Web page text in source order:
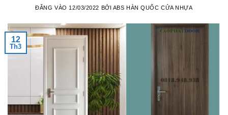
ĐĂNG VÀO 12/03/2022 BỞI ABS HÀN QUỐC CỬA NHỰA
12
Th3